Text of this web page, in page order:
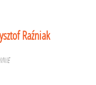
Raźniak